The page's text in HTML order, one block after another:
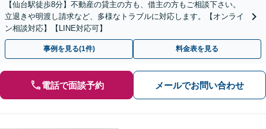
【仙台駅徒歩8分】不動産の貸主の方も、借主の方もご相談下さい。
立退きや明渡し請求など、多様なトラブルに対応します。【オンライ
ン相談対応】【LINE対応可】
事例を見る(1件) 料金表を見る
電話で面談予約 メールでお問い合わせ